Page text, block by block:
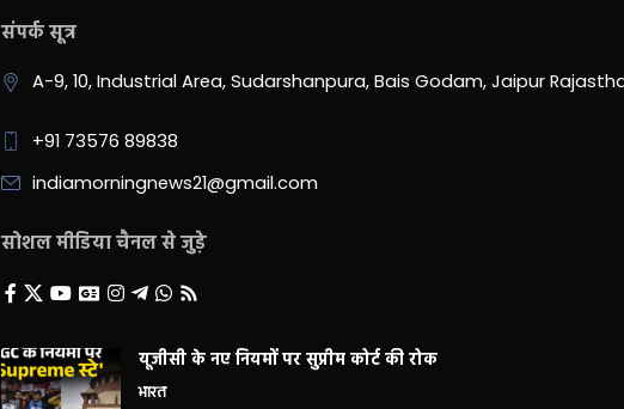
संपर्क सूत्र
A-9, 10, Industrial Area, Sudarshanpura, Bais Godam, Jaipur
+91 73576 89838
indiamorningnews21@gmail.com
सोशल मीडिया चैनल से जुड़े
यूजीसी के नए नियमों पर सुप्रीम कोर्ट की रोक
भारत